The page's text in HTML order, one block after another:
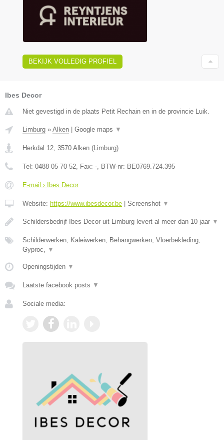
BEKIJK VOLLEDIG PROFIEL
Ibes Decor
Niet gevestigd in de plaats Petit Rechain en in de provincie Luik.
Limburg » Alken Google maps ▼
Herkdal 12, 3570 Alken (Limburg)
Tel: 0488 05 70 52, Fax: -, BTW-nr: BE0769.724.395
E-mail › Ibes Decor
Website: https://www.ibesdecor.be Screenshot ▼
Schildersbedrijf Ibes Decor uit Limburg levert al meer dan 10 jaar ▼
Schilderwerken, Kaleiwerken, Behangwerken, Vloerbekleding,
Gyproc, ▼
Openingstijden ▼
Laatste facebook posts ▼
Sociale media: